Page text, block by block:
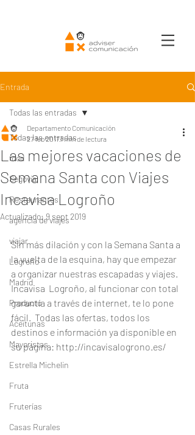
Entrada
Todas las entradas
food
Segovia
Restaurantes
agencia de viajes
viajar
Logroño
Madrid
Producto
Aceitunas
Mayoristas
Estrella Michelin
Fruta
Fruterías
Casas Rurales
Todas las entradas
Las mejores vacaciones de
Semana Santa con Viajes
Incavisa Logroño
Departamento Comunicación
27 feb 20171 min de lectura
Actualizado: 9 sept 2019
Sin más dilación y con la Semana Santa a
la vuelta de la esquina, hay que empezar
a organizar nuestras escapadas y viajes.
Incavisa  Logroño, al funcionar con total
garantía a través de internet, te lo pone
fácil.  Todas las ofertas, todos los
destinos e información ya disponible en
su página: http://incavisalogrono.es/